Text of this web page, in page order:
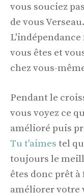
vous souciez
de vous
vous êtes et
chez vous-
Pendant le
vous voyez ce
amélioré puis
Tu t'aimes tel
toujours le
êtes donc prêt
améliorer votre